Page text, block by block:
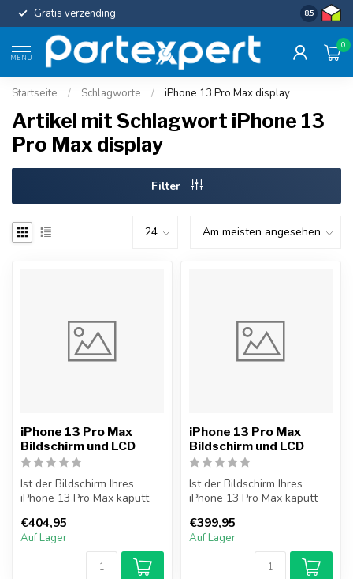
Gratis verzending Uniforme
8.5
MENU
0
Startseite / Schlagworte / iPhone 13 Pro Max display
Artikel mit Schlagwort iPhone 13
Pro Max display
Filter
iPhone 13 Pro Max
Bildschirm und LCD
Ist der Bildschirm Ihres
iPhone 13 Pro Max kaputt
re...
€404,95
Auf Lager
iPhone 13 Pro Max
Bildschirm und LCD
Ist der Bildschirm Ihres
iPhone 13 Pro Max kaputt
re...
€399,95
Auf Lager